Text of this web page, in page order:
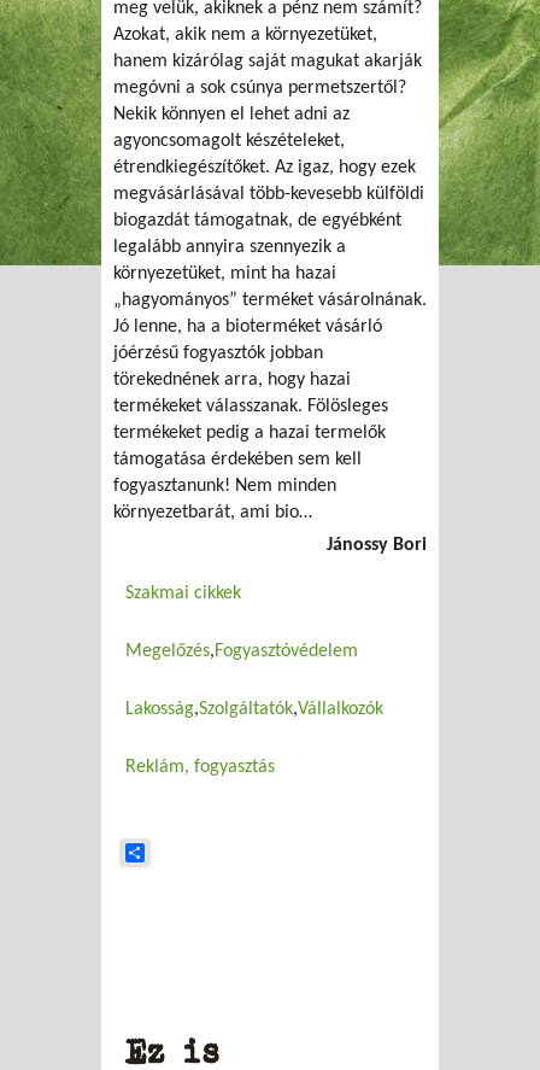
meg velük, akiknek a pénz nem számít?
Azokat, akik nem a környezetüket,
hanem kizárólag saját magukat akarják
megóvni a sok csúnya permetszertől?
Nekik könnyen el lehet adni az
agyoncsomagolt készételeket,
étrendkiegészítőket. Az igaz, hogy ezek
megvásárlásával több-kevesebb külföldi
biogazdát támogatnak, de egyébként
legalább annyira szennyezik a
környezetüket, mint ha hazai
„hagyományos” terméket vásárolnának.
Jó lenne, ha a bioterméket vásárló
jóérzésű fogyasztók jobban
törekednének arra, hogy hazai
termékeket válasszanak. Fölösleges
termékeket pedig a hazai termelők
támogatása érdekében sem kell
fogyasztanunk! Nem minden
környezetbarát, ami bio…
Jánossy Bori
Szakmai cikkek
Megelőzés Fogyasztóvédelem
Lakosság Szolgáltatók Vállalkozók
Reklám, fogyasztás
Ez is